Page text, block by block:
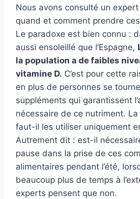
Nous avons consulté un
quand et comment prendre
Le paradoxe est bien connu :
aussi ensoleillé que l’Espagne,
la population a de faibles
vitamine D. C’est pour cette
en plus de personnes se
suppléments qui garantissent
nécessaire de ce nutriment.
faut-il les utiliser uniquement
Autrement dit : est-il
pause dans la prise de ces
alimentaires pendant l’été,
beaucoup plus de temps à
experts pensent que non.